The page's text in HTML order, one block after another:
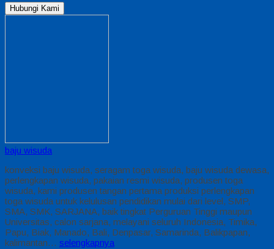
Hubungi Kami
baju wisuda
konveksi baju wisuda, seragam toga wisuda, baju wisuda dewasa,
perlengkapan wisuda, pakaian resmi wisuda, produsen toga
wisuda, kami produsen tangan pertama produksi perlengkapan
toga wisuda untuk kelulusan pendidikan mulai dari level, SMP,
SMA, SMK, SARJANA, baik tingkat Perguruan Tinggi maupun
Universitas, calon sarjana, melayani seluruh Indonesia, Timika,
Papu, Biak, Manado, Bali, Denpasar, Samarinda, Balikpapan,
kalimantan… selengkapnya